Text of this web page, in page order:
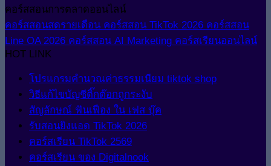
คอร์สสอนการตลาดออนไลน์
คอร์สสอนสดรายเดือน คอร์สสอน TikTok 2026 คอร์สสอน
Line OA 2026 คอร์สสอน AI Marketing คอร์สเรียนออนไลน์
HOT LINK
โปรแกรมคำนวณค่าธรรมเนียม tiktok shop
วิธีแก้ไขบัญชีติ๊กต๊อกถูกระงับ
สัญลักษณ์ ฟันเฟือง ใน เฟส บุ๊ค
รับสอนยิงแอด TikTok 2026
คอร์สเรียน TikTok 2569
คอร์สเรียน ของ Digitalnook